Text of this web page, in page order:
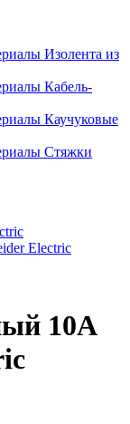
Изолента из
Кабель-
Каучуковые
Стяжки
Electric
10А